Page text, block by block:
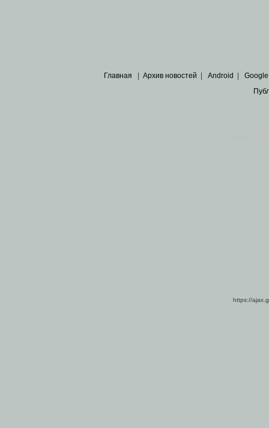
Главная Архив новостей Android Google
https://